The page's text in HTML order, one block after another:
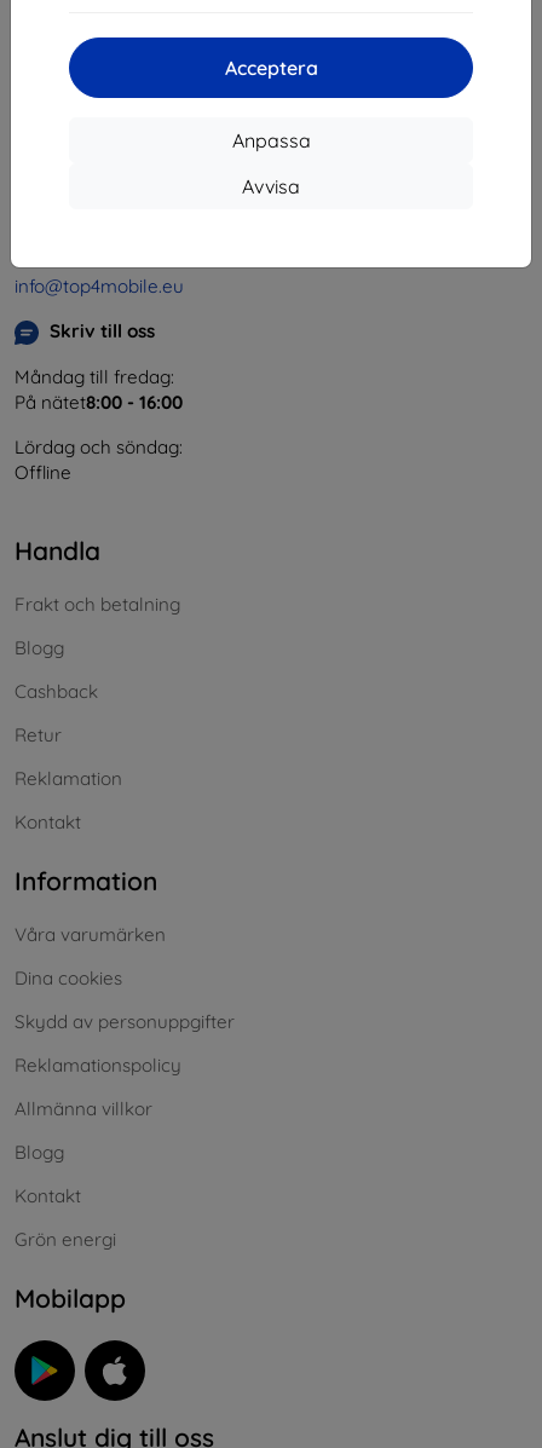
Acceptera
Anpassa
Avvisa
Shield-SK s.r.o.
46701494
Momsregistreringsnummer:SK2023549671
info@top4mobile.eu
Skriv till oss
Måndag till fredag:
På nätet8:00 - 16:00
Lördag och söndag:
Offline
Handla
Frakt och betalning
Blogg
Cashback
Retur
Reklamation
Kontakt
Information
Våra varumärken
Dina cookies
Skydd av personuppgifter
Reklamationspolicy
Allmänna villkor
Blogg
Kontakt
Grön energi
Mobilapp
Anslut dig till oss